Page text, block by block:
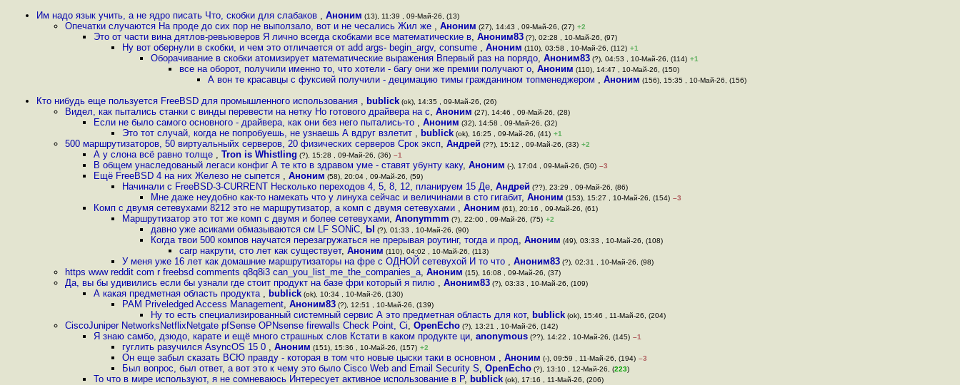
Им надо язык учить, а не ядро писать Что, скобки для слабаков , Аноним (13), 11:39 , 09-Май-26, (13)
Опечатки случаются На проде до сих пор не выползало, вот и не чесались Жил же , Аноним (27), 14:43 , 09-Май-26, (27) +2
Это от части вина дятлов-ревьюверов Я лично всегда скобками все математические в, Аноним83 (?), 02:28 , 10-Май-26, (97)
Ну вот обернули в скобки, и чем это отличается от add args- begin_argv, consume , Аноним (110), 03:58 , 10-Май-26, (112) +1
Оборачивание в скобки атомизирует математические выражения Впервый раз на порядо, Аноним83 (?), 04:53 , 10-Май-26, (114) +1
все на оборот, получили именно то, что хотели - багу они же премии получают о, Аноним (110), 14:47 , 10-Май-26, (150)
А вон те красавцы с фуксией получили - децимацию тимы гражданином топменеджером , Аноним (156), 15:35 , 10-Май-26, (156)
Кто нибудь еще пользуется FreeBSD для промышленного использования , bublick (ok), 14:35 , 09-Май-26, (26)
Видел, как пытались станки с винды перевести на нетку Но готового драйвера на с, Аноним (27), 14:46 , 09-Май-26, (28)
Если не было самого основного - драйвера, как они без него пытались-то , Аноним (32), 14:58 , 09-Май-26, (32)
Это тот случай, когда не попробуешь, не узнаешь А вдруг взлетит , bublick (ok), 16:25 , 09-Май-26, (41) +1
500 маршрутизаторов, 50 виртуальныйх серверов, 20 физических серверов Срок эксп, Андрей (??), 15:12 , 09-Май-26, (33) +2
А у слона всё равно толще , Tron is Whistling (?), 15:28 , 09-Май-26, (36) –1
В общем унаследованый легаси конфиг А те кто в здравом уме - ставят убунту каку, Аноним (-), 17:04 , 09-Май-26, (50) –3
Ещё FreeBSD 4 на них Железо не сыпется , Аноним (58), 20:04 , 09-Май-26, (59)
Начинали с FreeBSD-3-CURRENT Несколько переходов 4, 5, 8, 12, планируем 15 Де, Андрей (??), 23:29 , 09-Май-26, (86)
Мне даже неудобно как-то намекать что у линуха сейчас и величинами в сто гигабит, Аноним (153), 15:27 , 10-Май-26, (154) –3
Комп с двумя сетевухами 8212 это не маршрутизатор, а комп с двумя сетевухами , Аноним (61), 20:16 , 09-Май-26, (61)
Маршрутизатор это тот же комп с двумя и более сетевухами, Anonymmm (?), 22:00 , 09-Май-26, (75) +2
давно уже асиками обмазываются см LF SONiC, Ы (?), 01:33 , 10-Май-26, (90)
Когда твои 500 компов научатся перезагружаться не прерывая роутинг, тогда и прод, Аноним (49), 03:33 , 10-Май-26, (108)
carp накрути, сто лет как существует, Аноним (110), 04:02 , 10-Май-26, (113)
У меня уже 16 лет как домашние маршрутизаторы на фре с ОДНОЙ сетевухой И то что , Аноним83 (?), 02:31 , 10-Май-26, (98)
https www reddit com r freebsd comments q8q8i3 can_you_list_me_the_companies_a, Аноним (15), 16:08 , 09-Май-26, (37)
Да, вы бы удивились если бы узнали где стоит продукт на базе фри который я пилю , Аноним83 (?), 03:33 , 10-Май-26, (109)
А какая предметная область продукта , bublick (ok), 10:34 , 10-Май-26, (130)
PAM Priveledged Access Management, Аноним83 (?), 12:51 , 10-Май-26, (139)
Ну то есть специализированный системный сервис А это предметная область для кот, bublick (ok), 15:46 , 11-Май-26, (204)
CiscoJuniper NetworksNetflixNetgate pfSense OPNsense firewalls Check Point, Ci, OpenEcho (?), 13:21 , 10-Май-26, (142)
Я знаю самбо, дзюдо, карате и ещё много страшных слов Кстати в каком продукте ци, anonymous (??), 14:22 , 10-Май-26, (145) –1
гуглить разучился AsyncOS 15 0 , Аноним (151), 15:36 , 10-Май-26, (157) +2
Он еще забыл сказать ВСЮ правду - которая в том что новые цыски таки в основном , Аноним (-), 09:59 , 11-Май-26, (194) –3
Был вопрос, был ответ, а вот это к чему это было Cisco Web and Email Security S, OpenEcho (?), 13:10 , 12-Май-26, (223)
То что в мире используют, я не сомневаюсь Интересует активное использование в Р, bublick (ok), 17:16 , 11-Май-26, (206)